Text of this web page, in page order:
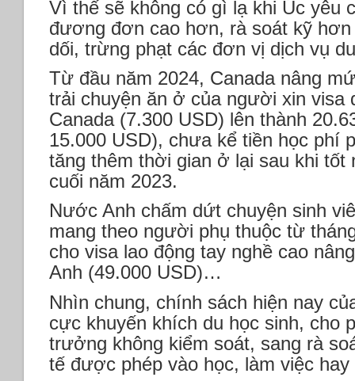
Vì thế sẽ không có gì lạ khi Úc yêu
đương đơn cao hơn, rà soát kỹ
dối, trừng phạt các đơn vị dịch vụ
Từ đầu năm 2024, Canada nâng
trải chuyện ăn ở của người xin visa
Canada (7.300 USD) lên thành
15.000 USD), chưa kể tiền học phí
tăng thêm thời gian ở lại sau khi tốt
cuối năm 2023.
Nước Anh chấm dứt chuyện sinh
mang theo người phụ thuộc từ
cho visa lao động tay nghề cao
Anh (49.000 USD)…
Nhìn chung, chính sách hiện nay
cực khuyến khích du học sinh, cho
trưởng không kiểm soát, sang rà
tế được phép vào học, làm việc